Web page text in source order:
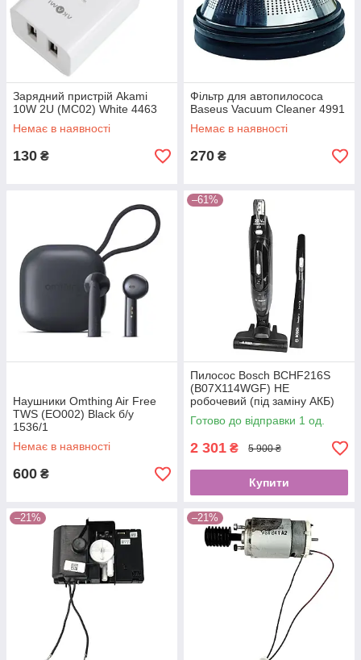
Зарядний пристрій Akami
10W 2U (MC02) White 4463
Немає в наявності
130 ₴
Фільтр для автопилососа
Baseus Vacuum Cleaner 4991
Немає в наявності
270 ₴
Наушники Omthing Air Free
TWS (EO002) Black б/у
1536/1
Немає в наявності
600 ₴
–61%
Пилосос Bosch BCHF216S
(B07X114WGF) НЕ
робочевий (під заміну АКБ)
5582
Готово до відправки 1 од.
2 301 ₴ 5 900 ₴
Купити
–21% –21%